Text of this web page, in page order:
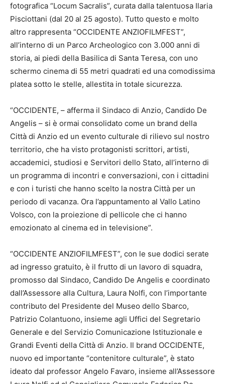
fotografica “Locum Sacralis”, curata dalla talentuosa Ilaria
Pisciottani (dal 20 al 25 agosto). Tutto questo e molto
altro rappresenta “OCCIDENTE ANZIOFILMFEST”,
all’interno di un Parco Archeologico con 3.000 anni di
storia, ai piedi della Basilica di Santa Teresa, con uno
schermo cinema di 55 metri quadrati ed una comodissima
platea sotto le stelle, allestita in totale sicurezza.
“OCCIDENTE, – afferma il Sindaco di Anzio, Candido De
Angelis – si è ormai consolidato come un brand della
Città di Anzio ed un evento culturale di rilievo sul nostro
territorio, che ha visto protagonisti scrittori, artisti,
accademici, studiosi e Servitori dello Stato, all’interno di
un programma di incontri e conversazioni, con i cittadini
e con i turisti che hanno scelto la nostra Città per un
periodo di vacanza. Ora l’appuntamento al Vallo Latino
Volsco, con la proiezione di pellicole che ci hanno
emozionato al cinema ed in televisione”.
“OCCIDENTE ANZIOFILMFEST”, con le sue dodici serate
ad ingresso gratuito, è il frutto di un lavoro di squadra,
promosso dal Sindaco, Candido De Angelis e coordinato
dall’Assessore alla Cultura, Laura Nolfi, con l’importante
contributo del Presidente del Museo dello Sbarco,
Patrizio Colantuono, insieme agli Uffici del Segretario
Generale e del Servizio Comunicazione Istituzionale e
Grandi Eventi della Città di Anzio. Il brand OCCIDENTE,
nuovo ed importante “contenitore culturale”, è stato
ideato dal professor Angelo Favaro, insieme all’Assessore